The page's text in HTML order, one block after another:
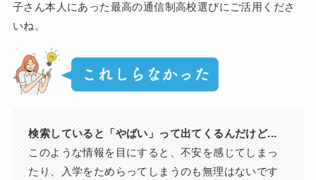
子さん本人にあった最高の通信制高校選びにご活用くださ
いね。
検索していると「やばい」って出てくるんだけど...
このような情報を目にすると、不安を感じてしまっ
たり、入学をためらってしまうのも無理はないです